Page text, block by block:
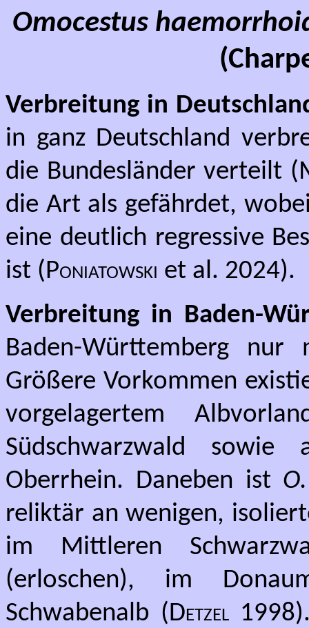
Omocestus
Verbreitung in
in ganz Deutschland
die Bundesländer verteilt (
die Art als gefährdet,
eine deutlich regressive
ist (Poniatowski et al. 2024).
Verbreitung in Baden-
Baden-Württemberg
Größere Vorkommen
vorgelagertem
Südschwarzwald
Oberrhein. Daneben istO.
reliktär an wenigen,
im Mittleren
(erloschen), im
Schwabenalb (Detzel